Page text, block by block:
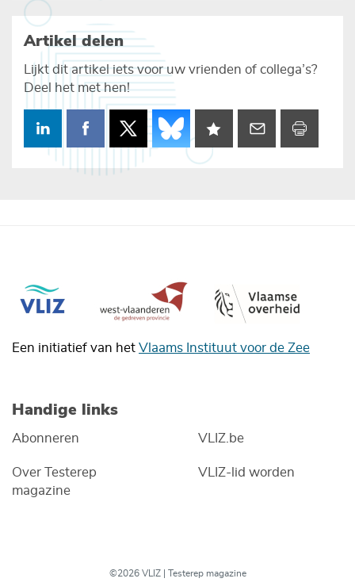
Artikel delen
Lijkt dit artikel iets voor uw vrienden of collega’s?
Deel het met hen!
Een initiatief van het Vlaams Instituut voor de Zee
Handige links
Abonneren
Over Testerep
magazine
VLIZ.be
VLIZ-lid worden
©2026 VLIZ | Testerep magazine